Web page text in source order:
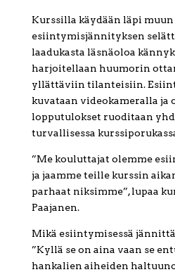
Kurssilla käydään läpi muun
esiintymisjännityksen
laadukasta läsnäoloa
harjoitellaan huumorin
yllättäviin tilanteisiin.
kuvataan videokameralla ja
lopputulokset ruoditaan
turvallisessa
”Me kouluttajat olemme
ja jaamme teille kurssin
parhaat niksimme”, lupaa
Paajanen.
Mikä esiintymisessä
”Kyllä se on aina vaan se
hankalien aiheiden